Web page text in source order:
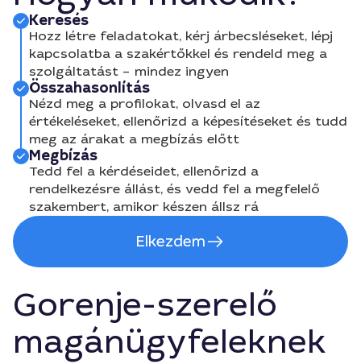
Keresés
Hozz létre feladatokat, kérj árbecsléseket, lépj
kapcsolatba a szakértőkkel és rendeld meg a
szolgáltatást – mindez ingyen
Összahasonlítás
Nézd meg a profilokat, olvasd el az
értékeléseket, ellenőrizd a képesítéseket és tudd
meg az árakat a megbízás előtt
Megbízás
Tedd fel a kérdéseidet, ellenőrizd a
rendelkezésre állást, és vedd fel a megfelelő
szakembert, amikor készen állsz rá
Elkezdem
Gorenje-szerelő
magánügyfeleknek